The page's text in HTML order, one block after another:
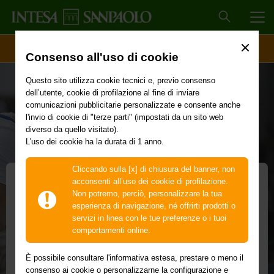
Consenso all'uso di cookie
Questo sito utilizza cookie tecnici e, previo consenso
dell’utente, cookie di profilazione al fine di inviare
comunicazioni pubblicitarie personalizzate e consente anche
l'invio di cookie di "terze parti" (impostati da un sito web
diverso da quello visitato).
L'uso dei cookie ha la durata di 1 anno.
Cliccando sulla [x] di chiusura del banner, non
acconsenti all’uso dei cookie di profilazione.
Non potremo, perciò, personalizzare la tua
esperienza di navigazione, né offrirti prodotti o
servizi in linea con le tue preferenze o i tuoi
comportamenti online.
È possibile consultare l'informativa estesa, prestare o meno il
consenso ai cookie o personalizzarne la configurazione e
Beni Strumentali – Nuova
Sabatini Leasing
Leasing e contributo in conto impianti per